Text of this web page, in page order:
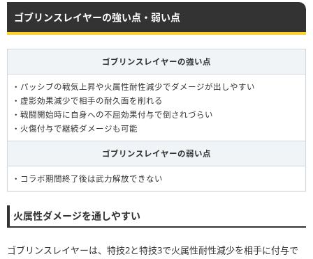
ゴブリンスレイヤーの強い点・弱い点
ゴブリンスレイヤーの強い点
・パッシブの戦気上昇や火属性耐性減少でダメージが出しやすい
・虚影効果減少で相手の耐久面を削れる
・戦闘開始時に自身への不屈効果付与で倒されづらい
・火傷付与で継続ダメージも可能
ゴブリンスレイヤーの弱い点
・コラボ期間終了後は武力解放できない
火属性ダメージを通しやすい
ゴブリンスレイヤーは、特技2と特技3で火属性耐性減少を相手に付与で